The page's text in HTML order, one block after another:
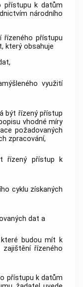
přístupu k datům
národního
řízeného přístupu
který obsahuje
využití
být řízený přístup
vhodné míry
požadovaných
zpracování,
řízený přístup k
cyklu získaných
dat a
budou mít k
řízeného
přístupu k datům